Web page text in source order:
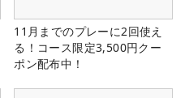
11月までのプレーに2回使え
る！コース限定3,500円クー
ポン配布中！